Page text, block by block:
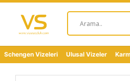
Schengen Vizeleri Ulusal Vizeler